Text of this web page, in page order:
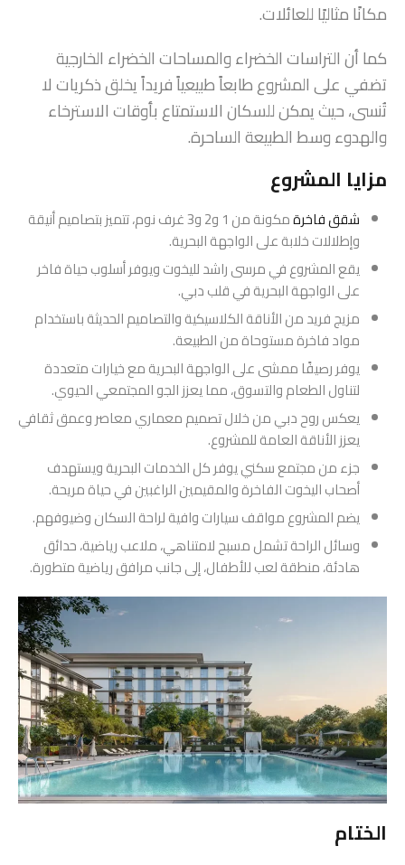
مكانًا مثاليًا للعائلات.
كما أن التراسات الخضراء والمساحات الخضراء الخارجية
تضفي على المشروع طابعاً طبيعياً فريداً يخلق ذكريات لا
تُنسى، حيث يمكن للسكان الاستمتاع بأوقات الاسترخاء
والهدوء وسط الطبيعة الساحرة.
مزايا المشروع
شقق فاخرة
مكونة من 1 و2 و3 غرف نوم، تتميز بتصاميم أنيقة
وإطلالات خلابة على الواجهة البحرية.
يقع المشروع في مرسى راشد لليخوت ويوفر أسلوب حياة فاخر
على الواجهة البحرية في قلب دبي.
مزيج فريد من الأناقة الكلاسيكية والتصاميم الحديثة باستخدام
مواد فاخرة مستوحاة من الطبيعة.
يوفر رصيفًا ممشى على الواجهة البحرية مع خيارات متعددة
لتناول الطعام والتسوق، مما يعزز الجو المجتمعي الحيوي.
يعكس روح دبي من خلال تصميم معماري معاصر وعمق ثقافي
يعزز الأناقة العامة للمشروع.
جزء من مجتمع سكني يوفر كل الخدمات البحرية ويستهدف
أصحاب اليخوت الفاخرة والمقيمين الراغبين في حياة مريحة.
يضم المشروع مواقف سيارات وافية لراحة السكان وضيوفهم.
وسائل الراحة تشمل مسبح لامتناهي، ملاعب رياضية، حدائق
هادئة، منطقة لعب للأطفال، إلى جانب مرافق رياضية متطورة.
الختام